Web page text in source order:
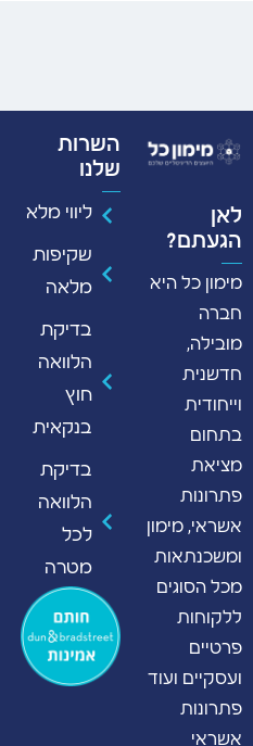
לאן
הגעתם?
מימון כל היא
חברה
מובילה,
חדשנית
וייחודית
בתחום
מציאת
פתרונות
אשראי, מימון
ומשכנתאות
מכל הסוגים
ללקוחות
פרטיים
ועסקיים ועוד
פתרונות
השרות
שלנו
ליווי מלא
שקיפות
מלאה
בדיקת
הלוואה
חוץ
בנקאית
בדיקת
הלוואה
לכל
מטרה